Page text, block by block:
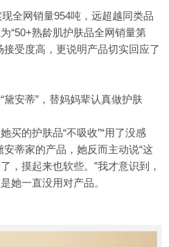
网销量954吨，远超越同类品
“50+熟龄肌护肤品全网销量第
接受度高，更说明产品切实回应了
安蒂”，替妈妈辈认真做护肤
的护肤品“不吸收”“用了没感
安蒂家的产品，她反而主动说“这
，摸起来也软些。”我才意识到，
她一直没用对产品。